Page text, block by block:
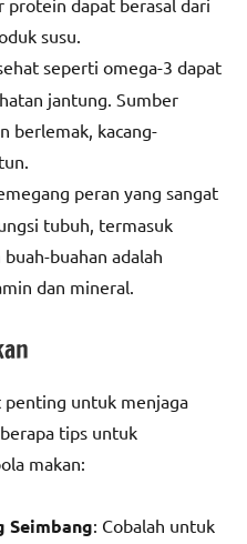
protein dapat berasal dari
susu.
seperti omega-3 dapat
jantung. Sumber
berlemak, kacang-
peran yang sangat
tubuh, termasuk
buahan adalah
dan mineral.
penting untuk menjaga
tips untuk
makan:
Seimbang: Cobalah untuk